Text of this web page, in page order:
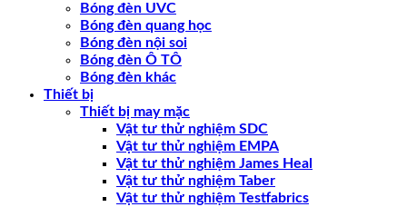
Bóng đèn UVC
Bóng đèn quang học
Bóng đèn nội soi
Bóng đèn Ô TÔ
Bóng đèn khác
Thiết bị
Thiết bị may mặc
Vật tư thử nghiệm SDC
Vật tư thử nghiệm EMPA
Vật tư thử nghiệm James Heal
Vật tư thử nghiệm Taber
Vật tư thử nghiệm Testfabrics